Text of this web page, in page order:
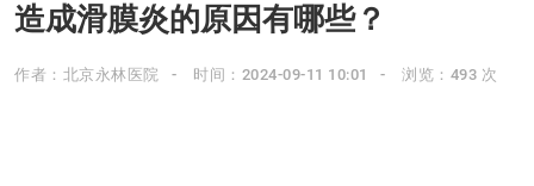
造成滑膜炎的原因有哪些？
作者：北京永林医院 时间：2024-09-11 10:01 浏览：493 次